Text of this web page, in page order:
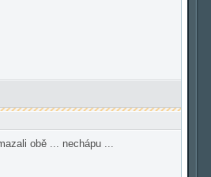
obě ... nechápu ...